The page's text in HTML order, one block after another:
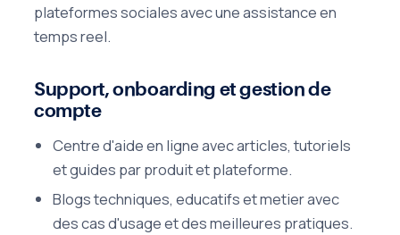
plateformes sociales avec une assistance en
temps reel.
Support, onboarding et gestion de
compte
Centre d'aide en ligne avec articles, tutoriels
et guides par produit et plateforme.
Blogs techniques, educatifs et metier avec
des cas d'usage et des meilleures pratiques.